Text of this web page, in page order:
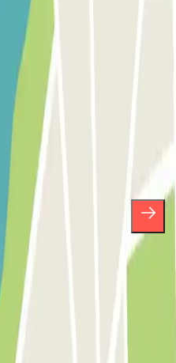
place dans les parkings à
newsletter et
des concours et
politique de confidentialité
de Parclick. Sans
désinscrire quand vous le